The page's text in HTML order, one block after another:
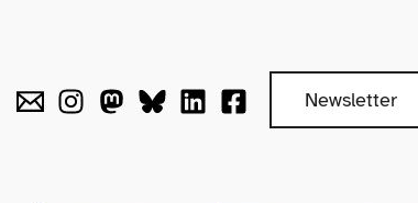
Newsletter